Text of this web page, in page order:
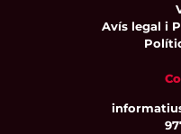
Avís legal i